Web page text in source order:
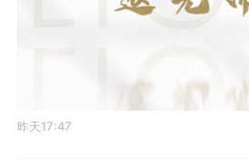
昨天17:47